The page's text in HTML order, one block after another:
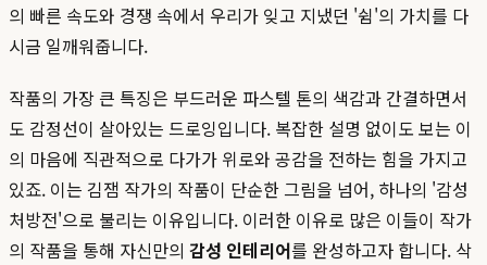
의 빠른 속도와 경쟁 속에서 우리가 잊고 지냈던 '쉼'의 가치를 다
시금 일깨워줍니다.
작품의 가장 큰 특징은 부드러운 파스텔 톤의 색감과 간결하면서
도 감정선이 살아있는 드로잉입니다. 복잡한 설명 없이도 보는 이
의 마음에 직관적으로 다가가 위로와 공감을 전하는 힘을 가지고
있죠. 이는 김잼 작가의 작품이 단순한 그림을 넘어, 하나의 '감성
처방전'으로 불리는 이유입니다. 이러한 이유로 많은 이들이 작가
의 작품을 통해 자신만의 감성 인테리어를 완성하고자 합니다. 삭